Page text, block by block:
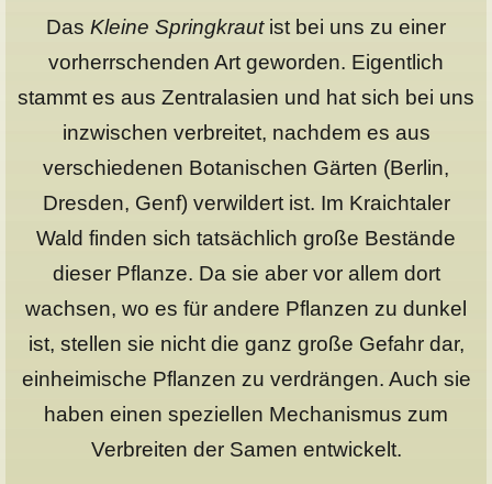
Das Kleine Springkraut ist bei uns zu einer
vorherrschenden Art geworden. Eigentlich
stammt es aus Zentralasien und hat sich bei uns
inzwischen verbreitet, nachdem es aus
verschiedenen Botanischen Gärten (Berlin,
Dresden, Genf) verwildert ist. Im Kraichtaler
Wald finden sich tatsächlich große Bestände
dieser Pflanze. Da sie aber vor allem dort
wachsen, wo es für andere Pflanzen zu dunkel
ist, stellen sie nicht die ganz große Gefahr dar,
einheimische Pflanzen zu verdrängen. Auch sie
haben einen speziellen Mechanismus zum
Verbreiten der Samen entwickelt.